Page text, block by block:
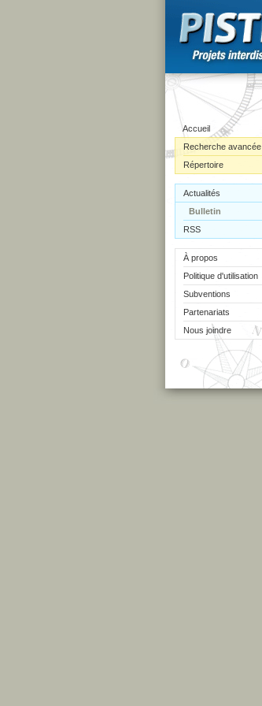
Accueil
Recherche avancée
Répertoire
Actualités
Bulletin
RSS
À propos
Politique d'utilisation
Subventions
Partenariats
Nous joindre